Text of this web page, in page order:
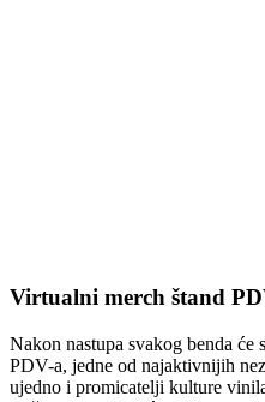
Virtualni merch štand
Nakon nastupa svakog benda
PDV-a, jedne od najaktivnijih
ujedno i promicatelji kulture